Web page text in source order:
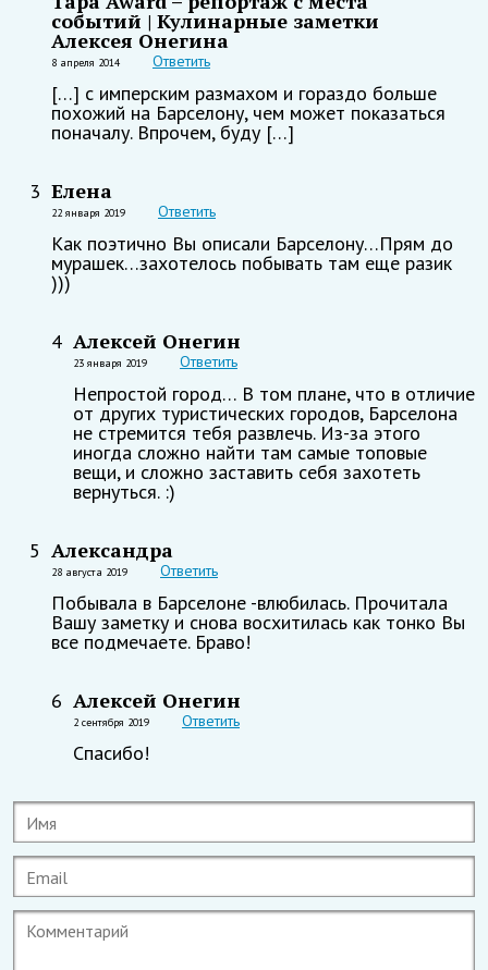
событий | Кулинарные заметки
Алексея Онегина
8 апреля 2014 Ответить
[…] с имперским размахом и гораздо больше
похожий на Барселону, чем может показаться
поначалу. Впрочем, буду […]
3 Елена
22 января 2019 Ответить
Как поэтично Вы описали Барселону…Прям до
мурашек…захотелось побывать там еще разик
)))
4 Алексей Онегин
23 января 2019 Ответить
Непростой город… В том плане, что в отличие
от других туристических городов, Барселона
не стремится тебя развлечь. Из-за этого
иногда сложно найти там самые топовые
вещи, и сложно заставить себя захотеть
вернуться. :)
5 Александра
28 августа 2019 Ответить
Побывала в Барселоне -влюбилась. Прочитала
Вашу заметку и снова восхитилась как тонко Вы
все подмечаете. Браво!
6 Алексей Онегин
2 сентября 2019 Ответить
Спасибо!